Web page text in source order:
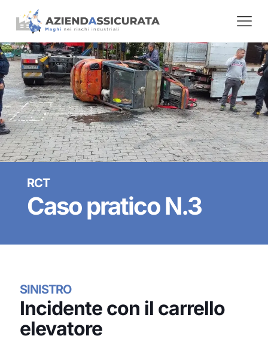
RCT
Caso pratico N.3
SINISTRO
Incidente con il carrello
elevatore